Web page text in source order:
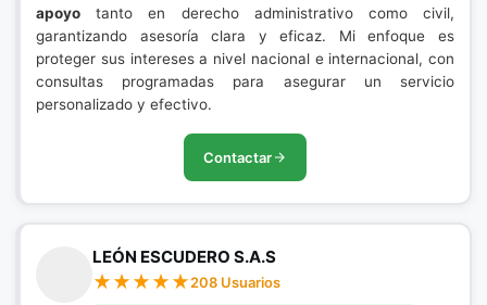
apoyo tanto en derecho administrativo como civil,
garantizando asesoría clara y eficaz. Mi enfoque es
proteger sus intereses a nivel nacional e internacional, con
consultas programadas para asegurar un servicio
personalizado y efectivo.
Contactar
LEÓN ESCUDERO S.A.S
208 Usuarios